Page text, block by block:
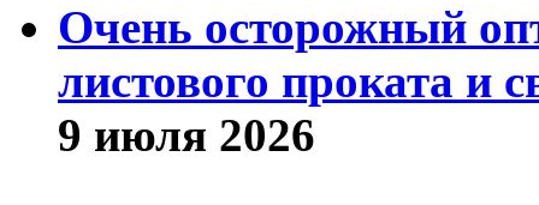
Очень осторожный
листового проката и
9 июля 2026